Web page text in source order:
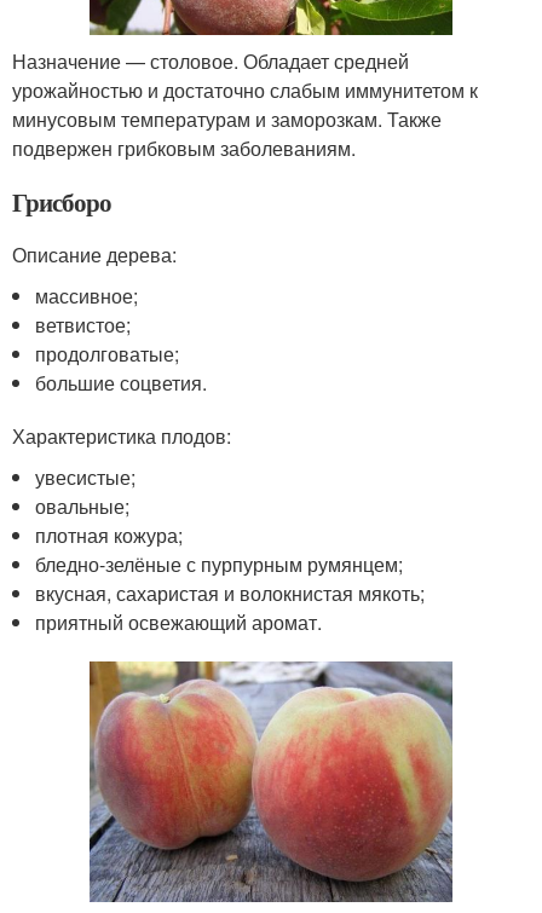
Назначение — столовое. Обладает средней
урожайностью и достаточно слабым иммунитетом к
минусовым температурам и заморозкам. Также
подвержен грибковым заболеваниям.
Грисборо
Описание дерева:
массивное;
ветвистое;
продолговатые;
большие соцветия.
Характеристика плодов:
увесистые;
овальные;
плотная кожура;
бледно-зелёные с пурпурным румянцем;
вкусная, сахаристая и волокнистая мякоть;
приятный освежающий аромат.